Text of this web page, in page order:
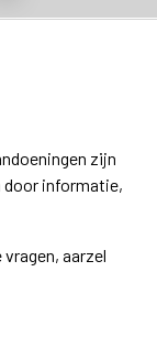
zijn
door informatie,
aarzel